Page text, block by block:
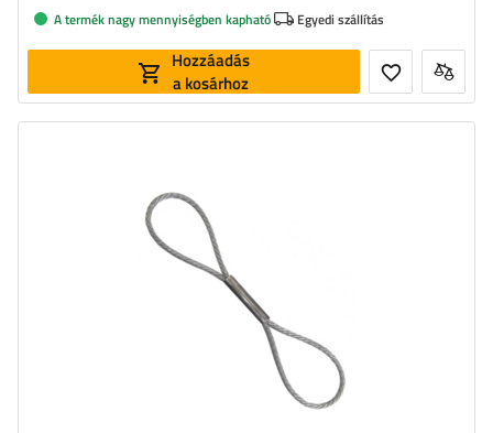
A termék nagy mennyiségben kapható Egyedi szállítás
Hozzáadás
a kosárhoz